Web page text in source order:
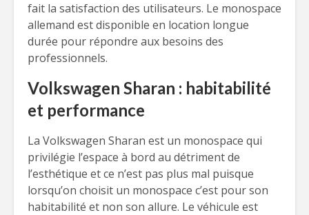
fait la satisfaction des utilisateurs. Le monospace
allemand est disponible en location longue
durée pour répondre aux besoins des
professionnels.
Volkswagen Sharan : habitabilité
et performance
La Volkswagen Sharan est un monospace qui
privilégie l’espace à bord au détriment de
l’esthétique et ce n’est pas plus mal puisque
lorsqu’on choisit un monospace c’est pour son
habitabilité et non son allure. Le véhicule est